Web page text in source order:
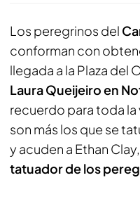
Los peregrinos del
conforman con
llegada a la Plaza del
Laura Queijeiroen
recuerdo para toda la
son más los que se
y acuden a Ethan
tatuador de los